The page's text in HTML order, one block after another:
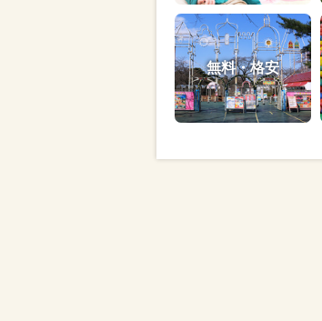
無料・格安